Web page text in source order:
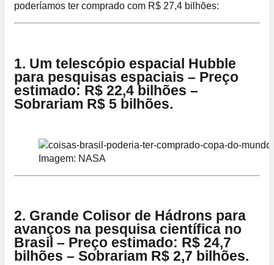
poderíamos ter comprado com R$ 27,4 bilhões:
1. Um telescópio espacial Hubble
para pesquisas espaciais – Preço
estimado: R$ 22,4 bilhões –
Sobrariam R$ 5 bilhões.
Imagem: NASA
2. Grande Colisor de Hádrons para
avanços na pesquisa científica no
Brasil – Preço estimado: R$ 24,7
bilhões – Sobrariam R$ 2,7 bilhões.